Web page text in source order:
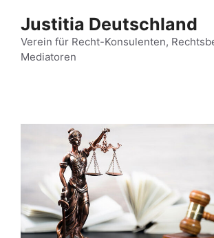
Inhalt
springen
Justitia Deutschland
Verein für Recht-Konsulenten,
Mediatoren